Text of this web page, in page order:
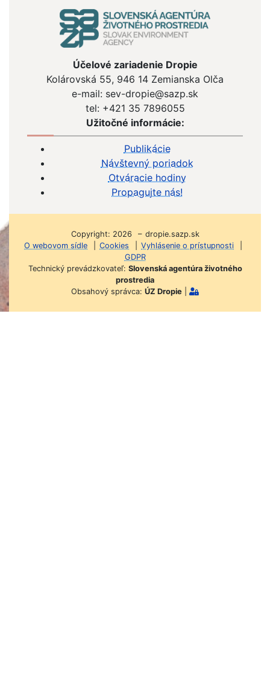
Účelové zariadenie Dropie
Kolárovská 55, 946 14 Zemianska Olča
e-mail: sev-dropie@sazp.sk
tel: +421 35 7896055
Užitočné informácie:
Publikácie
Návštevný poriadok
Otváracie hodiny
Propagujte nás!
Copyright: 2026 – dropie.sazp.sk
O webovom sídle
Cookies Vyhlásenie o prístupnosti
GDPR
Technický prevádzkovateľ: Slovenská agentúra životného
prostredia
Obsahový správca: ÚZ Dropie